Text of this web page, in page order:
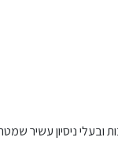
ניסיון עשיר